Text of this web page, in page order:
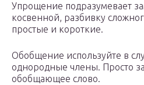
Упрощение подразумевает
косвенной, разбивку
простые и короткие.
Обобщение используйте в
однородные члены. Просто
обобщающее слово.